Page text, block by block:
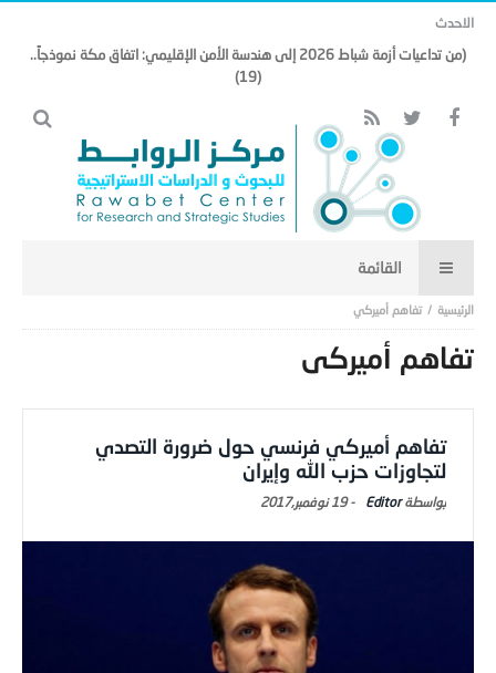
الاحدث
(من تداعيات أزمة شباط 2026 إلى هندسة الأمن الإقليمي: اتفاق مكة نموذجاً..
(19)
تفاهم أميركي
تفاهم أميركي
تفاهم أميركي فرنسي حول ضرورة التصدي
لتجاوزات حزب الله وإيران
Editor
-19 نوفمبر,2017